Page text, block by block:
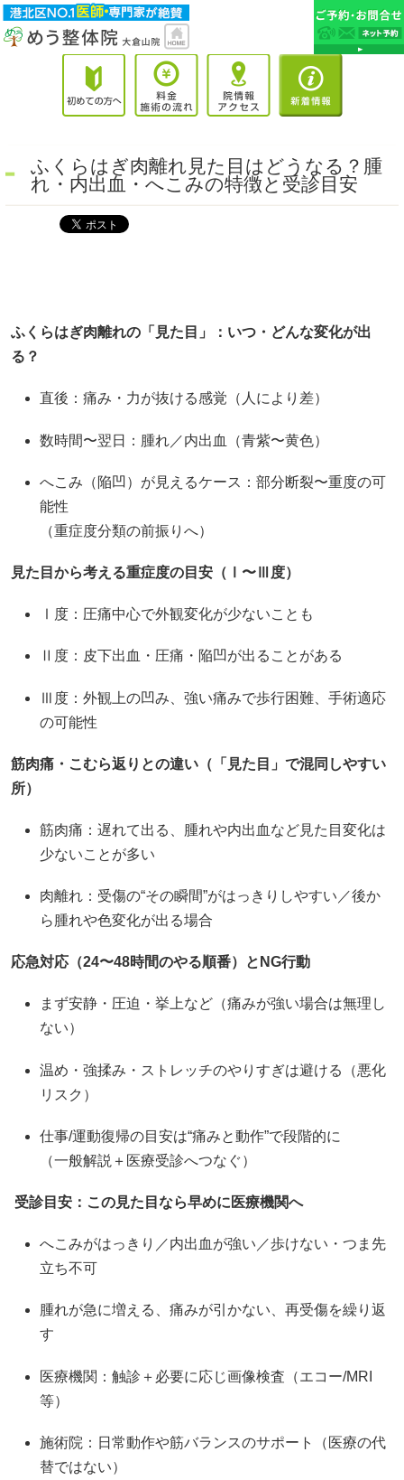
ふくらはぎ肉離れ見た目はどうなる？腫
れ・内出血・へこみの特徴と受診目安
ふくらはぎ肉離れの「見た目」：いつ・どんな変化が出
る？
直後：痛み・力が抜ける感覚（人により差）
数時間〜翌日：腫れ／内出血（青紫〜黄色）
へこみ（陥凹）が見えるケース：部分断裂〜重度の可
能性
（重症度分類の前振りへ）
見た目から考える重症度の目安（Ⅰ〜Ⅲ度）
Ⅰ度：圧痛中心で外観変化が少ないことも
Ⅱ度：皮下出血・圧痛・陥凹が出ることがある
Ⅲ度：外観上の凹み、強い痛みで歩行困難、手術適応
の可能性
筋肉痛・こむら返りとの違い（「見た目」で混同しやすい
所）
筋肉痛：遅れて出る、腫れや内出血など見た目変化は
少ないことが多い
肉離れ：受傷の“その瞬間”がはっきりしやすい／後か
ら腫れや色変化が出る場合
応急対応（24〜48時間のやる順番）とNG行動
まず安静・圧迫・挙上など（痛みが強い場合は無理し
ない）
温め・強揉み・ストレッチのやりすぎは避ける（悪化
リスク）
仕事/運動復帰の目安は“痛みと動作”で段階的に
（一般解説＋医療受診へつなぐ）
受診目安：この見た目なら早めに医療機関へ
へこみがはっきり／内出血が強い／歩けない・つま先
立ち不可
腫れが急に増える、痛みが引かない、再受傷を繰り返
す
医療機関：触診＋必要に応じ画像検査（エコー/MRI
等）
施術院：日常動作や筋バランスのサポート（医療の代
替ではない）